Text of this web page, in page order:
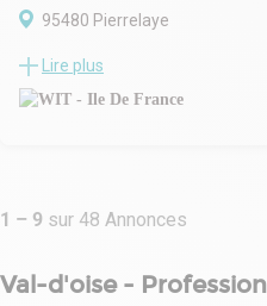
95480 Pierrelaye
restaurant type BUFFALO GRILL,
d'environ 1 254 m² répartie sur 3
terrain d'environ 3 275 m² avec
des projets commerciaux
des villes dynamiques à
Lire plus
1 – 9 sur 48 Annonces
Val-d'oise -